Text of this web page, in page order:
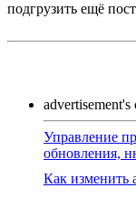
подгрузить ещё
Управление
обновления,
Как изменить